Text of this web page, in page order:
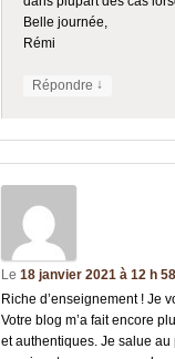
Belle journée,
Rémi
Répondre ↓
Le 18 janvier 2021 à 12 h
Riche d’enseignement ! Je
Votre blog m’a fait encore
et authentiques. Je salue au